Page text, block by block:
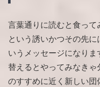
言葉通りに読むと食って
という誘いかつその先
いうメッセージになり
替えるとやってみなき
のすすめに近く新しい